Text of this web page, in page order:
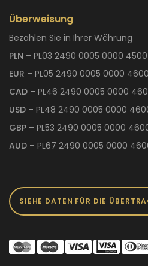
Überweisung
Bezahlen Sie in Ihrer Währung
PLN – PL03 2490 0005 0000
EUR – PL05 2490 0005 0000
CAD – PL46 2490 0005 0000
USD – PL48 2490 0005 0000 4600
GBP – PL53 2490 0005 0000 4600
AUD – PL67 2490 0005 0000
SIEHE DATEN FÜR DIE